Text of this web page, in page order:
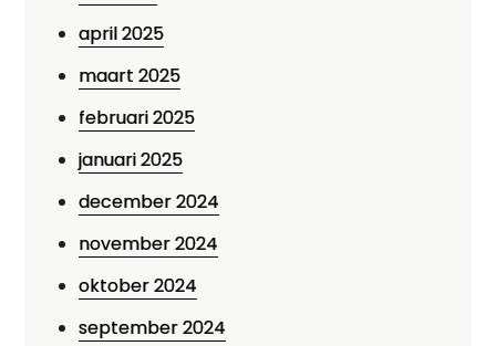
april 2025
maart 2025
februari 2025
januari 2025
december 2024
november 2024
oktober 2024
september 2024